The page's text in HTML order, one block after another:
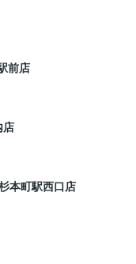
前店
店
本町駅西口店